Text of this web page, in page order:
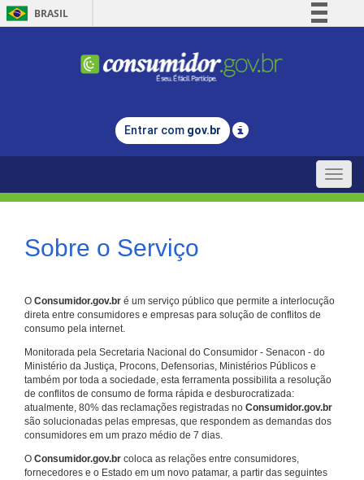
BRASIL
Comunica BR
Legislação
Entrar com gov.br
Toggle
Sobre o Serviço
O Consumidor.gov.br é um serviço público que permite a interlocução
direta entre consumidores e empresas para solução de conflitos de
consumo pela internet.
Monitorada pela Secretaria Nacional do Consumidor - Senacon - do
Ministério da Justiça, Procons, Defensorias, Ministérios Públicos e
também por toda a sociedade, esta ferramenta possibilita a resolução
de conflitos de consumo de forma rápida e desburocratizada:
atualmente, 80% das reclamações registradas no Consumidor.gov.br
são solucionadas pelas empresas, que respondem as demandas dos
consumidores em um prazo médio de 7 dias.
O Consumidor.gov.br coloca as relações entre consumidores,
fornecedores e o Estado em um novo patamar, a partir das seguintes